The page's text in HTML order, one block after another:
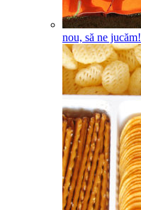
nou, să ne jucăm!